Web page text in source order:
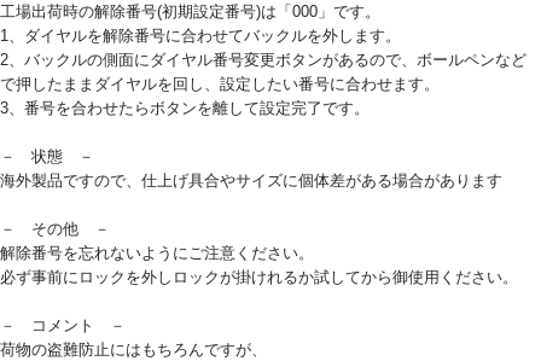
工場出荷時の解除番号(初期設定番号)は「000」です。
1、ダイヤルを解除番号に合わせてバックルを外します。
2、バックルの側面にダイヤル番号変更ボタンがあるので、ボールペンなど
で押したままダイヤルを回し、設定したい番号に合わせます。
3、番号を合わせたらボタンを離して設定完了です。
－ 状態 －
海外製品ですので、仕上げ具合やサイズに個体差がある場合があります
－ その他 －
解除番号を忘れないようにご注意ください。
必ず事前にロックを外しロックが掛けれるか試してから御使用ください。
－ コメント －
荷物の盗難防止にはもちろんですが、